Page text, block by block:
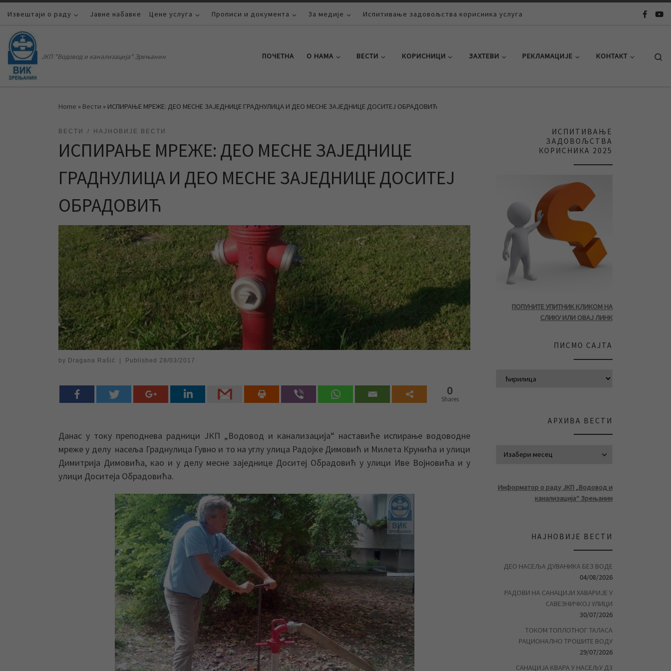
Skip to content
Извештаји о раду Јавне набавке Цене услуга Прописи и документа За медије Испитивање задовољства корисника услуга
ЈКП "Водовод и канализација" Зрењанин ПОЧЕТНА О НАМА ВЕСТИ КОРИСНИЦИ ЗАХТЕВИ РЕКЛАМАЦИЈЕ КОНТАКТ
Home » Вести » ИСПИРАЊЕ МРЕЖЕ: ДЕО МЕСНЕ ЗАЈЕДНИЦЕ ГРАДНУЛИЦА И ДЕО МЕСНЕ ЗАЈЕДНИЦЕ ДОСИТЕЈ ОБРАДОВИЋ
ВЕСТИ НАЈНОВИЈЕ ВЕСТИ
ИСПИРАЊЕ МРЕЖЕ: ДЕО МЕСНЕ ЗАЈЕДНИЦЕ
ГРАДНУЛИЦА И ДЕО МЕСНЕ ЗАЈЕДНИЦЕ ДОСИТЕЈ
ОБРАДОВИЋ
by Dragana Rašić Published 28/03/2017
0
Shares
Данас у току преподнева радници ЈКП „Водовод и канализација“ наставиће испирање водоводне
мреже у делу насеља Граднулица Гувно и то на углу улица Радојке Димовић и Милета Крунића и улици
Димитрија Димовића, као и у делу месне заједнице Доситеј Обрадовић у улици Иве Војновића и у
улици Доситеја Обрадовића.
ИСПИТИВАЊЕ
ЗАДОВОЉСТВА
КОРИСНИКА 2025
ПОПУНИТЕ УПИТНИК КЛИКОМ НА
СЛИКУ ИЛИ ОВАЈ ЛИНК
ПИСМО САЈТА
АРХИВА ВЕСТИ
Информатор о раду ЈКП „Водовод и
канализација“ Зрењанин
НАЈНОВИЈЕ ВЕСТИ
ДЕО НАСЕЉА ДУВАНИКА БЕЗ ВОДЕ
04/08/2026
РАДОВИ НА САНАЦИЈИ ХАВАРИЈЕ У
САВЕЗНИЧКОЈ УЛИЦИ
30/07/2026
ТОКОМ ТОПЛОТНОГ ТАЛАСА
РАЦИОНАЛНО ТРОШИТЕ ВОДУ
29/07/2026
САНАЦИЈА КВАРА У НАСЕЉУ Д3